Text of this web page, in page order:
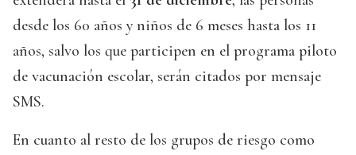
desde los 60 años y niños de 6 meses hasta los 11
años, salvo los que participen en el programa piloto
de vacunación escolar, serán citados por mensaje
SMS.
En cuanto al resto de los grupos de riesgo como